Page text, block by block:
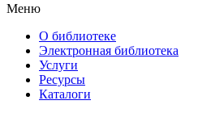
Меню
О библиотеке
Электронная библиотека
Услуги
Ресурсы
Каталоги